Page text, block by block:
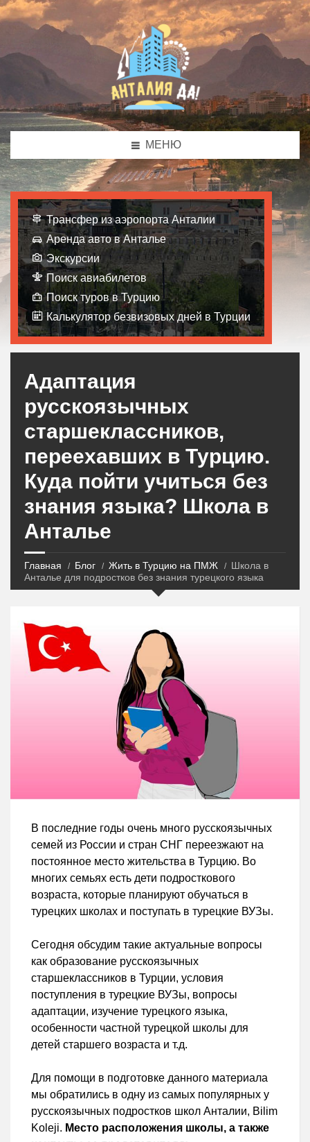
МЕНЮ
Трансфер из аэропорта Анталии
Аренда авто в Анталье
Экскурсии
Поиск авиабилетов
Поиск туров в Турцию
Калькулятор безвизовых дней в Турции
Адаптация
русскоязычных
старшеклассников,
переехавших в Турцию.
Куда пойти учиться без
знания языка? Школа в
Анталье
Главная Блог Жить в Турцию на ПМЖ
Школа в
Анталье для подростков без знания турецкого языка
В последние годы очень много русскоязычных
семей из России и стран СНГ переезжают на
постоянное место жительства в Турцию. Во
многих семьях есть дети подросткового
возраста, которые планируют обучаться в
турецких школах и поступать в турецкие ВУЗы.
Сегодня обсудим такие актуальные вопросы
как образование русскоязычных
старшеклассников в Турции, условия
поступления в турецкие ВУЗы, вопросы
адаптации, изучение турецкого языка,
особенности частной турецкой школы для
детей старшего возраста и т.д.
Для помощи в подготовке данного материала
мы обратились в одну из самых популярных у
русскоязычных подростков школ Анталии, Bilim
Koleji. Место расположения школы, а также